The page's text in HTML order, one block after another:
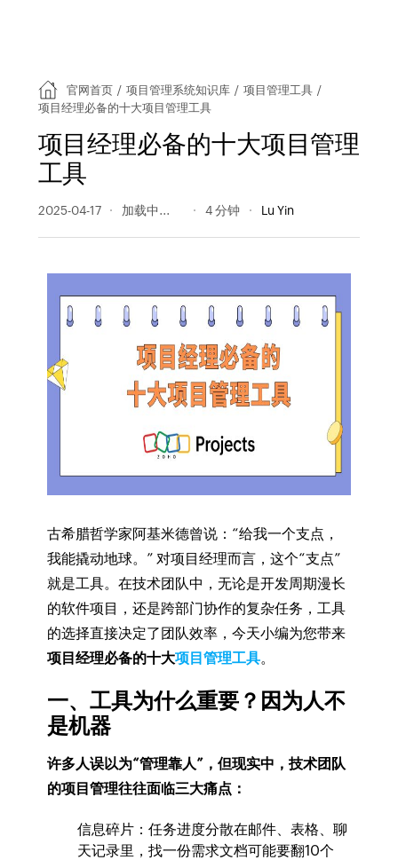
官网首页 / 项目管理系统知识库 / 项目管理工具 /
项目经理必备的十大项目管理工具
项目经理必备的十大项目管理
工具
2025-04-17 436 阅读量 4 分钟 Lu Yin
古希腊哲学家阿基米德曾说：“给我一个支点，
我能撬动地球。” 对项目经理而言，这个“支点”
就是工具。在技术团队中，无论是开发周期漫长
的软件项目，还是跨部门协作的复杂任务，工具
的选择直接决定了团队效率，今天小编为您带来
项目经理必备的十大项目管理工具。
一、工具为什么重要？因为人不
是机器
许多人误以为“管理靠人”，但现实中，技术团队
的项目管理往往面临三大痛点：
信息碎片：任务进度分散在邮件、表格、聊
天记录里，找一份需求文档可能要翻10个